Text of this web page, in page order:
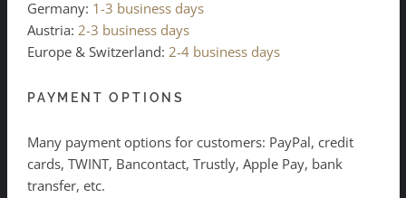
Germany: 1-3 business days
Austria: 2-3 business days
Europe & Switzerland: 2-4 business days
PAYMENT OPTIONS
Many payment options for customers: PayPal, credit
cards, TWINT, Bancontact, Trustly, Apple Pay, bank
transfer, etc.